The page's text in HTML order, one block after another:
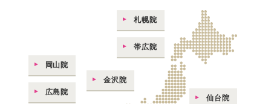
札幌院
帯広院
仙台院
金沢院
岡山院
広島院